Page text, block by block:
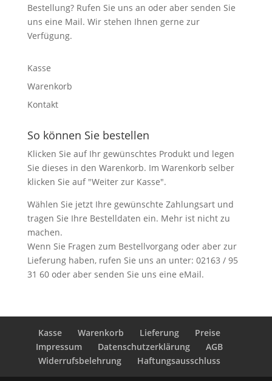
Bestellung? Rufen Sie uns an oder aber senden Sie
uns eine Mail. Wir stehen Ihnen gerne zur
Verfügung.
Kasse
Warenkorb
Kontakt
So können Sie bestellen
Klicken Sie auf Ihr gewünschtes Produkt und legen
Sie dieses in den Warenkorb. Im Warenkorb selber
klicken Sie auf "Weiter zur Kasse".
Wählen Sie jetzt Ihre gewünschte Zahlungsart und
tragen Sie Ihre Bestelldaten ein. Mehr ist nicht zu
machen.
Wenn Sie Fragen zum Bestellvorgang oder aber zur
Lieferung haben, rufen Sie uns an unter: 02163 / 95
31 60 oder aber senden Sie uns eine eMail.
Kasse Warenkorb Lieferung
Preise
Impressum
Datenschutzerklärung
AGB
Widerrufsbelehrung
Haftungsausschluss